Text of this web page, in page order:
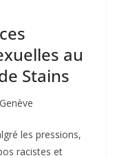
au
Stains
les pressions,
racistes et